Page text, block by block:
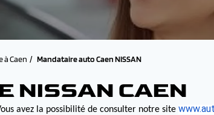
à Caen Mandataire auto Caen NISSAN
NISSAN CAEN
avez la possibilité de consulter notre site